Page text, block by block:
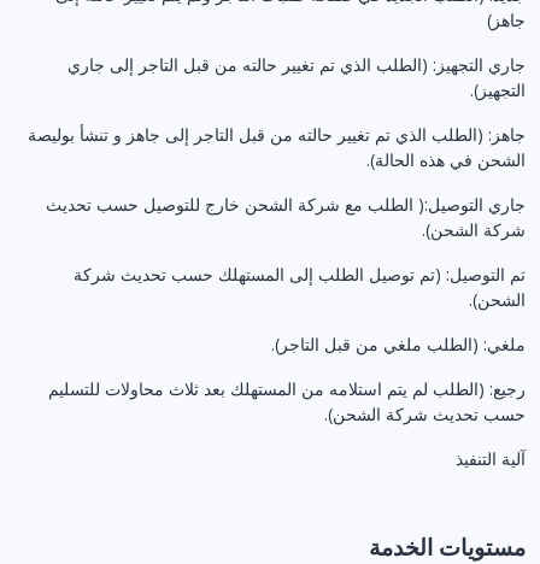
جاهز)
جاري التجهيز: (الطلب الذي تم تغيير حالته من قبل التاجر إلى جاري
التجهيز).
جاهز: (الطلب الذي تم تغيير حالته من قبل التاجر إلى جاهز و تنشأ بوليصة
الشحن في هذه الحالة).
جاري التوصيل:( الطلب مع شركة الشحن خارج للتوصيل حسب تحديث
شركة الشحن).
تم التوصيل: (تم توصيل الطلب إلى المستهلك حسب تحديث شركة
الشحن).
ملغي: (الطلب ملغي من قبل التاجر).
رجيع: (الطلب لم يتم استلامه من المستهلك بعد ثلاث محاولات للتسليم
حسب تحديث شركة الشحن).
آلية التنفيذ
مستويات الخدمة